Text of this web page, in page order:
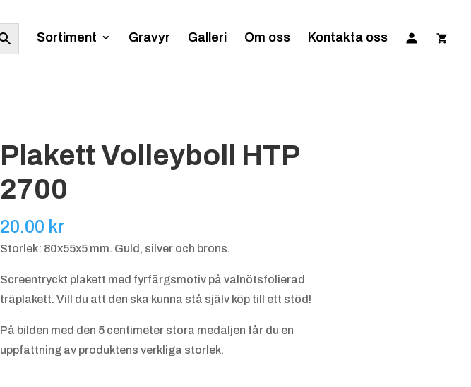
Sortiment Gravyr Galleri Om oss Kontakta oss
Plakett Volleyboll HTP
2700
20.00 kr
Storlek: 80x55x5 mm. Guld, silver och brons.
Screentryckt plakett med fyrfärgsmotiv på valnötsfolierad
träplakett. Vill du att den ska kunna stå själv köp till ett stöd!
På bilden med den 5 centimeter stora medaljen får du en
uppfattning av produktens verkliga storlek.